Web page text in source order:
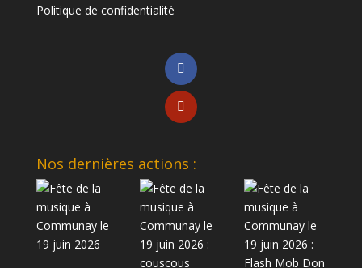
Politique de confidentialité
Nos dernières actions :